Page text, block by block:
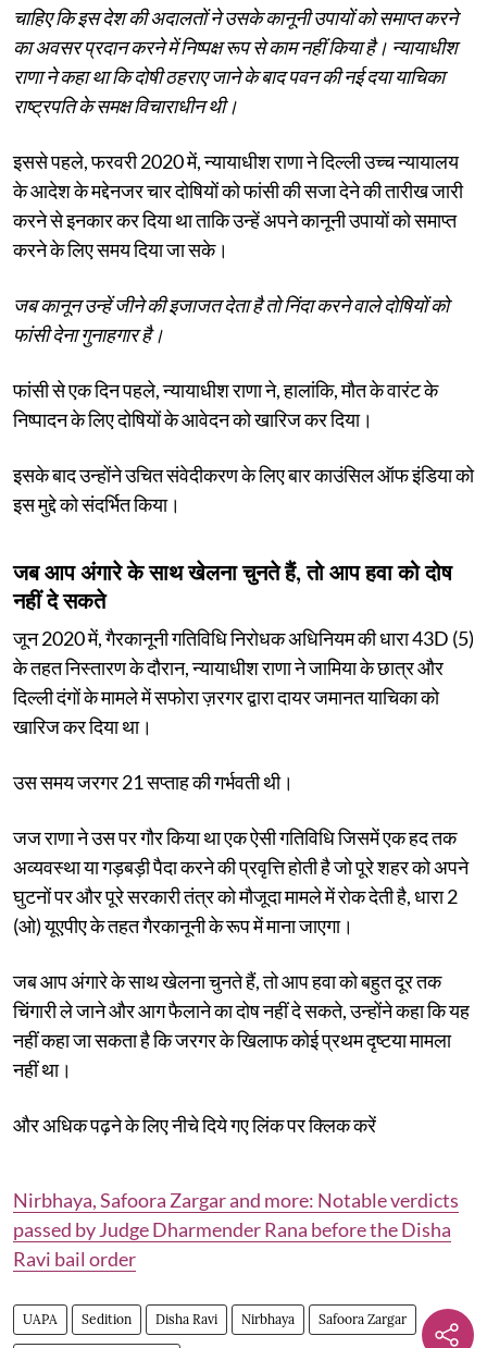
चाहिए कि इस देश की अदालतों ने उसके कानूनी उपायों को समाप्त करने
का अवसर प्रदान करने में निष्पक्ष रूप से काम नहीं किया है। न्यायाधीश
राणा ने कहा था कि दोषी ठहराए जाने के बाद पवन की नई दया याचिका
राष्ट्रपति के समक्ष विचाराधीन थी।
इससे पहले, फरवरी 2020 में, न्यायाधीश राणा ने दिल्ली उच्च न्यायालय
के आदेश के मद्देनजर चार दोषियों को फांसी की सजा देने की तारीख जारी
करने से इनकार कर दिया था ताकि उन्हें अपने कानूनी उपायों को समाप्त
करने के लिए समय दिया जा सके।
जब कानून उन्हें जीने की इजाजत देता है तो निंदा करने वाले दोषियों को
फांसी देना गुनाहगार है।
फांसी से एक दिन पहले, न्यायाधीश राणा ने, हालांकि, मौत के वारंट के
निष्पादन के लिए दोषियों के आवेदन को खारिज कर दिया।
इसके बाद उन्होंने उचित संवेदीकरण के लिए बार काउंसिल ऑफ इंडिया को
इस मुद्दे को संदर्भित किया।
जब आप अंगारे के साथ खेलना चुनते हैं, तो आप हवा को दोष
नहीं दे सकते
जून 2020 में, गैरकानूनी गतिविधि निरोधक अधिनियम की धारा 43D (5)
के तहत निस्तारण के दौरान, न्यायाधीश राणा ने जामिया के छात्र और
दिल्ली दंगों के मामले में सफोरा ज़रगर द्वारा दायर जमानत याचिका को
खारिज कर दिया था।
उस समय जरगर 21 सप्ताह की गर्भवती थी।
जज राणा ने उस पर गौर किया था एक ऐसी गतिविधि जिसमें एक हद तक
अव्यवस्था या गड़बड़ी पैदा करने की प्रवृत्ति होती है जो पूरे शहर को अपने
घुटनों पर और पूरे सरकारी तंत्र को मौजूदा मामले में रोक देती है, धारा 2
(ओ) यूएपीए के तहत गैरकानूनी के रूप में माना जाएगा।
जब आप अंगारे के साथ खेलना चुनते हैं, तो आप हवा को बहुत दूर तक
चिंगारी ले जाने और आग फैलाने का दोष नहीं दे सकते, उन्होंने कहा कि यह
नहीं कहा जा सकता है कि जरगर के खिलाफ कोई प्रथम दृष्टया मामला
नहीं था।
और अधिक पढ़ने के लिए नीचे दिये गए लिंक पर क्लिक करें
Nirbhaya, Safoora Zargar and more: Notable verdicts
passed by Judge Dharmender Rana before the Disha
Ravi bail order
UAPA Sedition Disha Ravi Nirbhaya Safoora Zargar